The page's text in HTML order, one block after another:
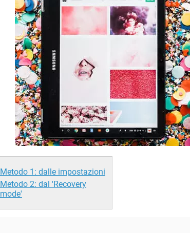
Metodo 1: dalle impostazioni
Metodo 2: dal 'Recovery
mode'